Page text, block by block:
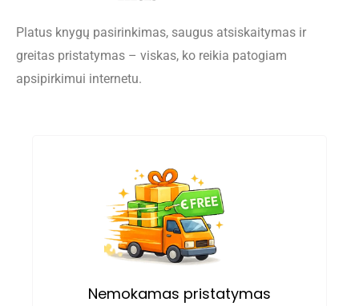
Platus knygų pasirinkimas, saugus atsiskaitymas ir
greitas pristatymas – viskas, ko reikia patogiam
apsipirkimui internetu.
Nemokamas pristatymas